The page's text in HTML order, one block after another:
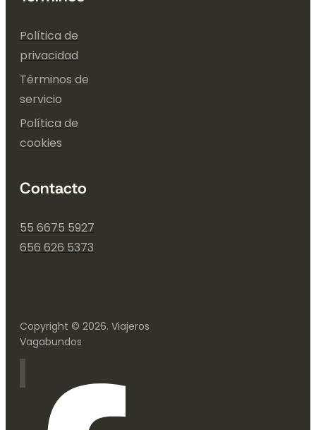
Política de
privacidad
Términos de
servicio
Política de
cookies
Contacto
55 6675 5927
656 626 5373
Copyright © 2026. Viajeros
Vagabundos